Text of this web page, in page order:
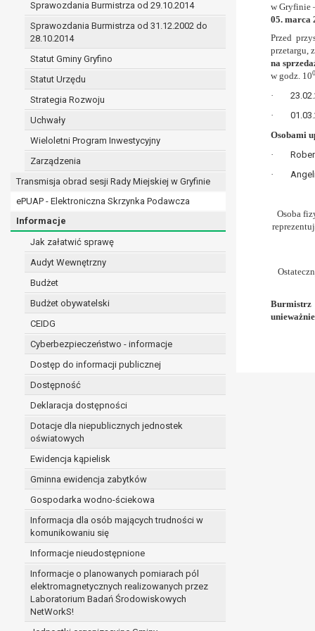
Sprawozdania Burmistrza od 29.10.2014
Sprawozdania Burmistrza od 31.12.2002 do
28.10.2014
Statut Gminy Gryfino
Statut Urzędu
Strategia Rozwoju
Uchwały
Wieloletni Program Inwestycyjny
Zarządzenia
Transmisja obrad sesji Rady Miejskiej w Gryfinie
ePUAP - Elektroniczna Skrzynka Podawcza
Informacje
Jak załatwić sprawę
Audyt Wewnętrzny
Budżet
Budżet obywatelski
CEIDG
Cyberbezpieczeństwo - informacje
Dostęp do informacji publicznej
Dostępność
Deklaracja dostępności
Dotacje dla niepublicznych jednostek
oświatowych
Ewidencja kąpielisk
Gminna ewidencja zabytków
Gospodarka wodno-ściekowa
Informacja dla osób mających trudności w
komunikowaniu się
Informacje nieudostępnione
Informacje o planowanych pomiarach pól
elektromagnetycznych realizowanych przez
Laboratorium Badań Środowiskowych
NetWorkS!
w Gryfinie
05. marca
Przed
przetargu,
na
w godz. 10
·
·
Osobami
·
·
Osoba
prawo do żądania sprostowania danych na
w przypadku gdy:
dane są nieprawidłowe lub niekompletne;
prawo do żądania usunięcia danych osobowych
dane nie są już niezbędne do celów, dla
osoba, której dane dotyczą wycofała
dane osobowe przetwarzane są
dane osobowe muszą być usunięte w
prawo do żądania ograniczenia przetwarzania
osoba, której dane dotyczą kwestionuje
administrator nie potrzebuje już danych
osoba, której dane dotyczą, wniosła
prawo do przenoszenia danych na podstawie
przetwarzanie danych odbywa się na
prawo sprzeciwu wobec przetwarzania danych
niezbędność przetwarzania do
administratorowi bądź
niezbędność przetwarzania do celów
Z przyczyn związanych z Pani/Pana
on istnienie ważnych prawnie uzasadnionych
ustalenia, dochodzenia lub obrony roszczeń.
W przypadku gdy przetwarzanie danych osobowych
prawo do cofnięcia tej zgody w dowolnym momencie.
Przysługuje Pani/Panu prawo wniesienia skargi do
Organem właściwym do wniesienia skargi jest Prezes
W zależności od sfery, w której przetwarzane są
Pani/Pana dane nie będą poddawane